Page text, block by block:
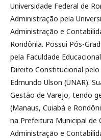
Universidade Federal de
Administração pela
Administração e
Rondônia. Possui Pós-
pela Faculdade
Direito Constitucional
Edmundo Ulson (UNAR).
Gestão de Varejo, tendo
(Manaus, Cuiabá e
na Prefeitura Municipal de
Administração e